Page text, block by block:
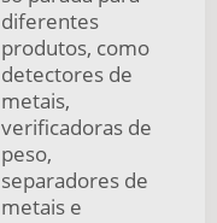
diferentes
produtos, como
detectores de
metais,
verificadoras de
peso,
separadores de
metais e